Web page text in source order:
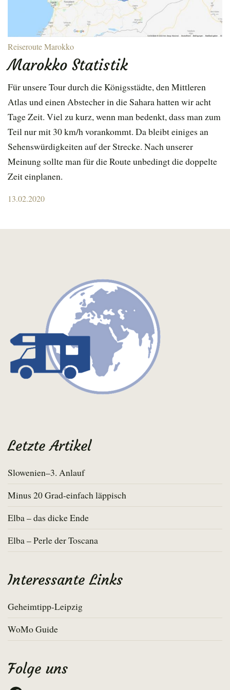
Reiseroute Marokko
Marokko Statistik
Für unsere Tour durch die Königsstädte, den Mittleren
Atlas und einen Abstecher in die Sahara hatten wir acht
Tage Zeit. Viel zu kurz, wenn man bedenkt, dass man zum
Teil nur mit 30 km/h vorankommt. Da bleibt einiges an
Sehenswürdigkeiten auf der Strecke. Nach unserer
Meinung sollte man für die Route unbedingt die doppelte
Zeit einplanen.
Posted
13.02.2020
Letzte Artikel
Slowenien–3. Anlauf
Minus 20 Grad-einfach läppisch
Elba – das dicke Ende
Elba – Perle der Toscana
Interessante Links
Geheimtipp-Leipzig
WoMo Guide
Folge uns